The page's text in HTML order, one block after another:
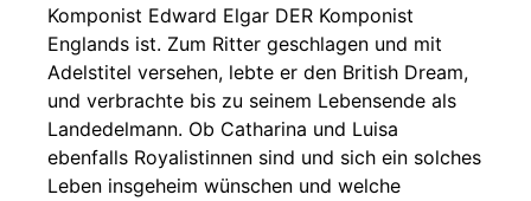
Komponist Edward Elgar DER Komponist
Englands ist. Zum Ritter geschlagen und mit
Adelstitel versehen, lebte er den British Dream,
und verbrachte bis zu seinem Lebensende als
Landedelmann. Ob Catharina und Luisa
ebenfalls Royalistinnen sind und sich ein solches
Leben insgeheim wünschen und welche